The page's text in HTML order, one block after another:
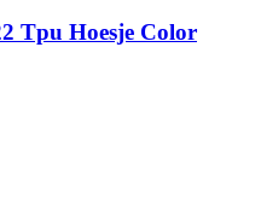
Tpu Hoesje Color